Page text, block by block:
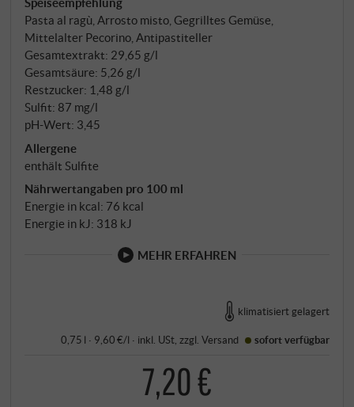
Pasta al ragù, Arrosto misto, Gegrilltes Gemüse,
Mittelalter Pecorino, Antipastiteller
Gesamtextrakt: 29,65 g/l
Gesamtsäure: 5,26 g/l
Restzucker: 1,48 g/l
Sulfit: 87 mg/l
pH-Wert: 3,45
Allergene
enthält Sulfite
Nährwertangaben pro 100 ml
Energie in kcal: 76 kcal
Energie in kJ: 318 kJ
MEHR ERFAHREN
klimatisiert gelagert
0,75 l · 9,60 €/l · inkl. USt , zzgl.Versand sofort verfügbar
7,20 €